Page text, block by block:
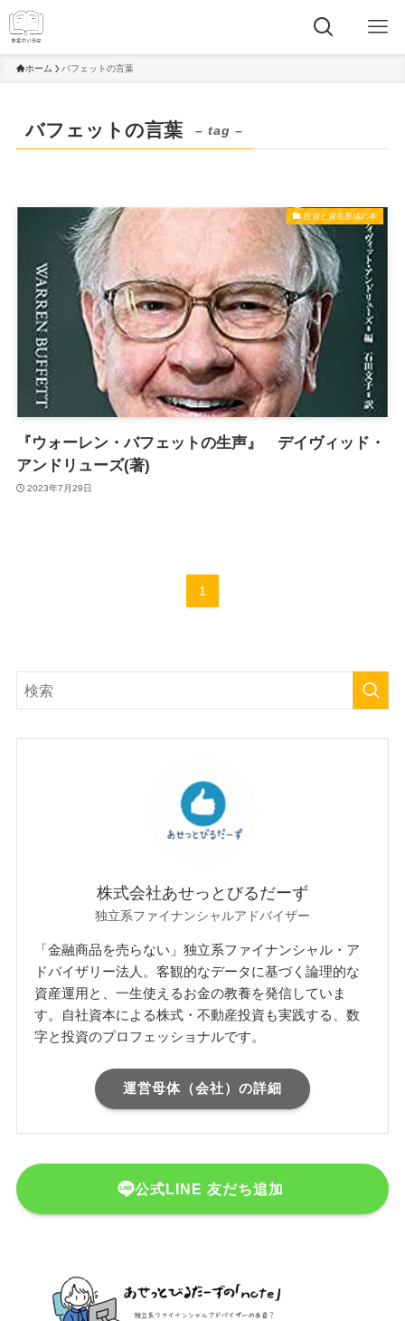
ホーム バフェットの言葉
バフェットの言葉 – tag –
投資と資産形成の本
『ウォーレン・バフェットの生声』 デイヴィッド・
アンドリューズ(著)
2023年7月29日
1
株式会社あせっとびるだーず
独立系ファイナンシャルアドバイザー
「金融商品を売らない」独立系ファイナンシャル・ア
ドバイザリー法人。客観的なデータに基づく論理的な
資産運用と、一生使えるお金の教養を発信していま
す。自社資本による株式・不動産投資も実践する、数
字と投資のプロフェッショナルです。
運営母体（会社）の詳細
公式LINE 友だち追加